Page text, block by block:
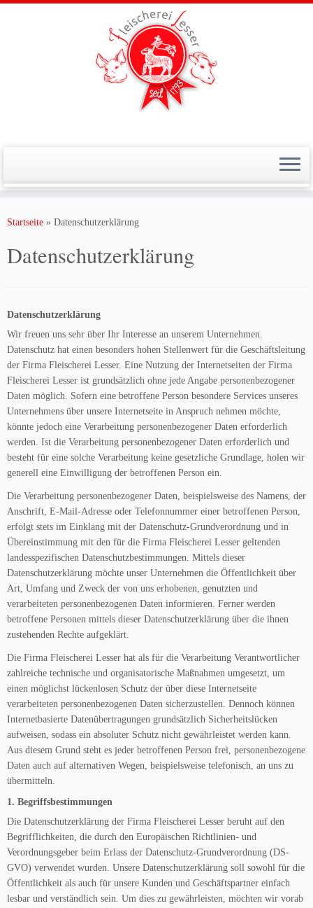
Inhalt
Startseite » Datenschutzerklärung
Datenschutzerklärung
Datenschutzerklärung
Wir freuen uns sehr über Ihr Interesse an unserem Unternehmen.
Datenschutz hat einen besonders hohen Stellenwert für die Geschäftsleitung
der Firma Fleischerei Lesser. Eine Nutzung der Internetseiten der Firma
Fleischerei Lesser ist grundsätzlich ohne jede Angabe personenbezogener
Daten möglich. Sofern eine betroffene Person besondere Services unseres
Unternehmens über unsere Internetseite in Anspruch nehmen möchte,
könnte jedoch eine Verarbeitung personenbezogener Daten erforderlich
werden. Ist die Verarbeitung personenbezogener Daten erforderlich und
besteht für eine solche Verarbeitung keine gesetzliche Grundlage, holen wir
generell eine Einwilligung der betroffenen Person ein.
Die Verarbeitung personenbezogener Daten, beispielsweise des Namens, der
Anschrift, E-Mail-Adresse oder Telefonnummer einer betroffenen Person,
erfolgt stets im Einklang mit der Datenschutz-Grundverordnung und in
Übereinstimmung mit den für die Firma Fleischerei Lesser geltenden
landesspezifischen Datenschutzbestimmungen. Mittels dieser
Datenschutzerklärung möchte unser Unternehmen die Öffentlichkeit über
Art, Umfang und Zweck der von uns erhobenen, genutzten und
verarbeiteten personenbezogenen Daten informieren. Ferner werden
betroffene Personen mittels dieser Datenschutzerklärung über die ihnen
zustehenden Rechte aufgeklärt.
Die Firma Fleischerei Lesser hat als für die Verarbeitung Verantwortlicher
zahlreiche technische und organisatorische Maßnahmen umgesetzt, um
einen möglichst lückenlosen Schutz der über diese Internetseite
verarbeiteten personenbezogenen Daten sicherzustellen. Dennoch können
Internetbasierte Datenübertragungen grundsätzlich Sicherheitslücken
aufweisen, sodass ein absoluter Schutz nicht gewährleistet werden kann.
Aus diesem Grund steht es jeder betroffenen Person frei, personenbezogene
Daten auch auf alternativen Wegen, beispielsweise telefonisch, an uns zu
übermitteln.
1. Begriffsbestimmungen
Die Datenschutzerklärung der Firma Fleischerei Lesser beruht auf den
Begrifflichkeiten, die durch den Europäischen Richtlinien- und
Verordnungsgeber beim Erlass der Datenschutz-Grundverordnung (DS-
GVO) verwendet wurden. Unsere Datenschutzerklärung soll sowohl für die
Öffentlichkeit als auch für unsere Kunden und Geschäftspartner einfach
lesbar und verständlich sein. Um dies zu gewährleisten, möchten wir vorab